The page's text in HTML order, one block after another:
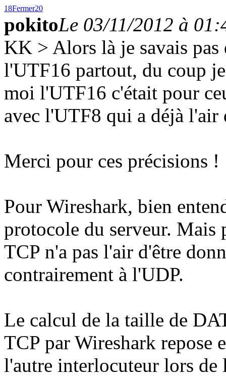
18Fermer20
pokitoLe 03/11/2012 à
KK > Alors là je savais
l'UTF16 partout, du coup
moi l'UTF16 c'était pour
avec l'UTF8 qui a déjà
Merci pour ces précisions !
Pour Wireshark, bien
protocole du serveur. Mais
TCP n'a pas l'air d'être
contrairement à l'UDP.
Le calcul de la taille de
TCP par Wireshark repose
l'autre interlocuteur lors de